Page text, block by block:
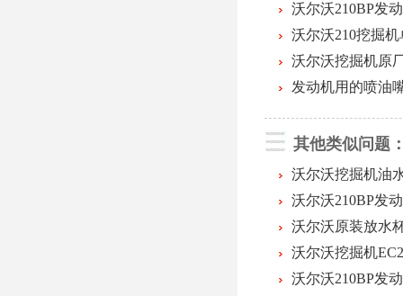
沃尔沃210BP发
沃尔沃210挖掘
沃尔沃挖掘机原
发动机用的喷油
其他类似问题
沃尔沃挖掘机油
沃尔沃210BP发
沃尔沃原装放水
沃尔沃挖掘机
沃尔沃210BP发